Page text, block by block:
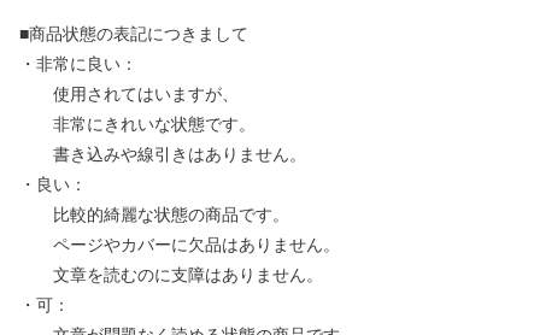
■商品状態の表記につきまして
・非常に良い：
使用されてはいますが、
非常にきれいな状態です。
書き込みや線引きはありません。
・良い：
比較的綺麗な状態の商品です。
ページやカバーに欠品はありません。
文章を読むのに支障はありません。
・可：